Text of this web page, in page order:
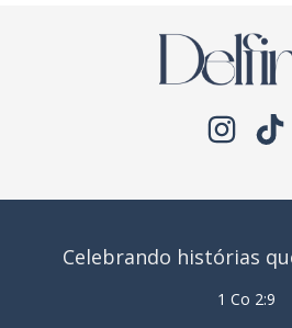
Celebrando histórias
1 Co 2:9